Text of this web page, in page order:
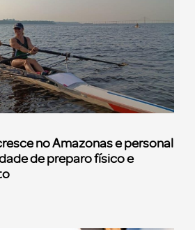
no Amazonas e personal
de preparo físico e